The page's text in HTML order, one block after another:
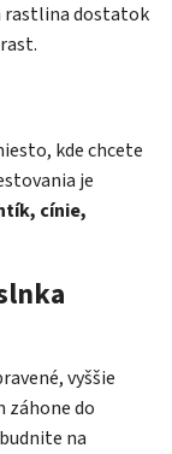
rastlina dostatok
kde chcete
je
cínie,
vyššie
záhone do
na